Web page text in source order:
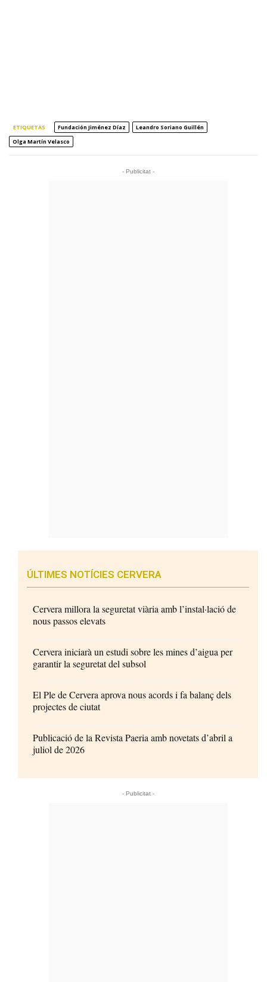
ETIQUETAS Fundación Jiménez Díaz
Leandro Soriano Guillén
Olga Martín Velasco
- Publicitat -
ÚLTIMES NOTÍCIES CERVERA
Cervera millora la seguretat viària amb l’instal·lació de
nous passos elevats
Cervera iniciarà un estudi sobre les mines d’aigua per
garantir la seguretat del subsol
El Ple de Cervera aprova nous acords i fa balanç dels
projectes de ciutat
Publicació de la Revista Paeria amb novetats d’abril a
juliol de 2026
- Publicitat -